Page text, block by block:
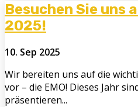
Besuchen Sie uns
2025!
10. Sep 2025
Wir bereiten uns auf die
vor – die EMO! Dieses Jahr
präsentieren...